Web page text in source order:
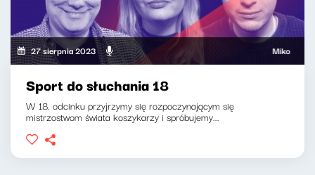
27 sierpnia 2023 Mikołaj
Sport do słuchania 18
W 18. odcinku przyjrzymy się rozpoczynającym się
mistrzostwom świata koszykarzy i spróbujemy...